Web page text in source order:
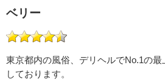
ベリー
東京都内の風俗、デリヘルでNo.1の
しております。